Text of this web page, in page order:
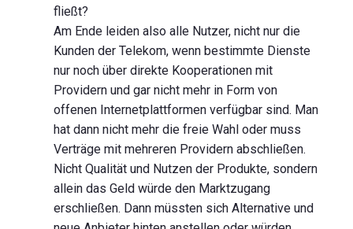
fließt?
Am Ende leiden also alle Nutzer, nicht nur die
Kunden der Telekom, wenn bestimmte Dienste
nur noch über direkte Kooperationen mit
Providern und gar nicht mehr in Form von
offenen Internetplattformen verfügbar sind. Man
hat dann nicht mehr die freie Wahl oder muss
Verträge mit mehreren Providern abschließen.
Nicht Qualität und Nutzen der Produkte, sondern
allein das Geld würde den Marktzugang
erschließen. Dann müssten sich Alternative und